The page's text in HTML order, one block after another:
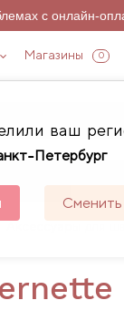
с онлайн-
Магазины 0
ваш
Петербург
Сменить
Аксессуары для